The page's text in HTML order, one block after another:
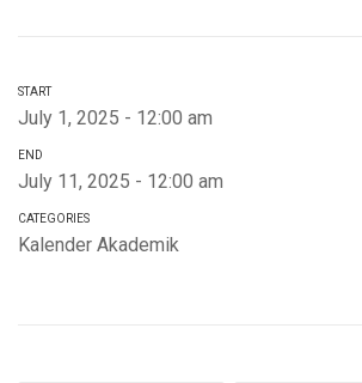
START
July 1, 2025 - 12:00 am
END
July 11, 2025 - 12:00 am
CATEGORIES
Kalender Akademik